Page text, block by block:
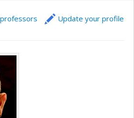
Update your profile